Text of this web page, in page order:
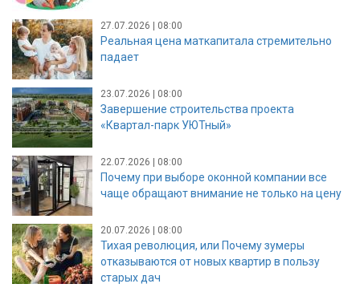
27.07.2026 | 08:00
Реальная цена маткапитала стремительно
падает
23.07.2026 | 08:00
Завершение строительства проекта
«Квартал-парк УЮТный»
22.07.2026 | 08:00
Почему при выборе оконной компании все
чаще обращают внимание не только на цену
20.07.2026 | 08:00
Тихая революция, или Почему зумеры
отказываются от новых квартир в пользу
старых дач